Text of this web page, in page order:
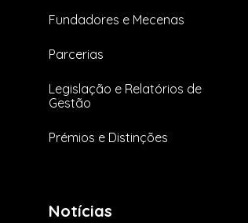
Fundadores e Mecenas
Parcerias
Legislação e Relatórios de
Gestão
Prémios e Distinções
Notícias